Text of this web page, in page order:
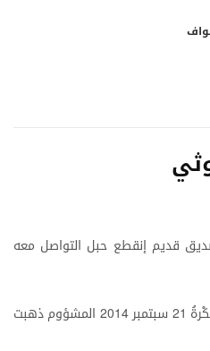
قديم إنقطع حبل التواصل معه
سبتمبر 2014 المشؤومذهبت